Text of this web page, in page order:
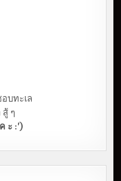
บทะเล
ๆ
ะ :')